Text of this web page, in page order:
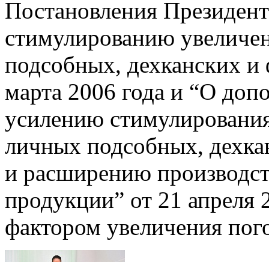
Постановления
стимулированию
подсобных, дехканских и
марта 2006 года и “О
усилению
личных подсобных,
и расширению
продукции” от 21
фактором увеличения